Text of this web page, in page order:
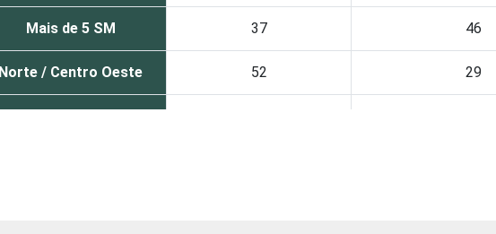
Mais de 5 SM 37 46
Norte / Centro Oeste 52 29